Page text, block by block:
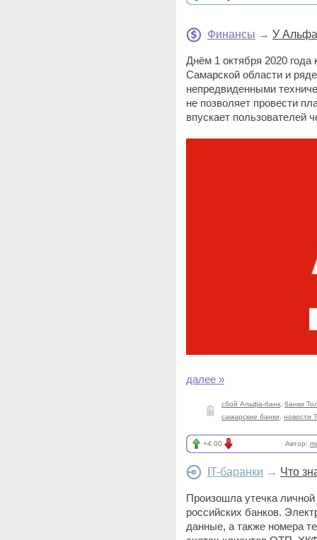
Финансы → У
Днём 1 октября 2020 года
Самарской области и
непредвиденными
не позволяет провести
впускает пользователей
далее »
сбой Альфа-банк банки
самарские банки
новости
+4.00 Автор:
IT-баранки → Что
Произошла утечка
российских банков.
данные, а также номера